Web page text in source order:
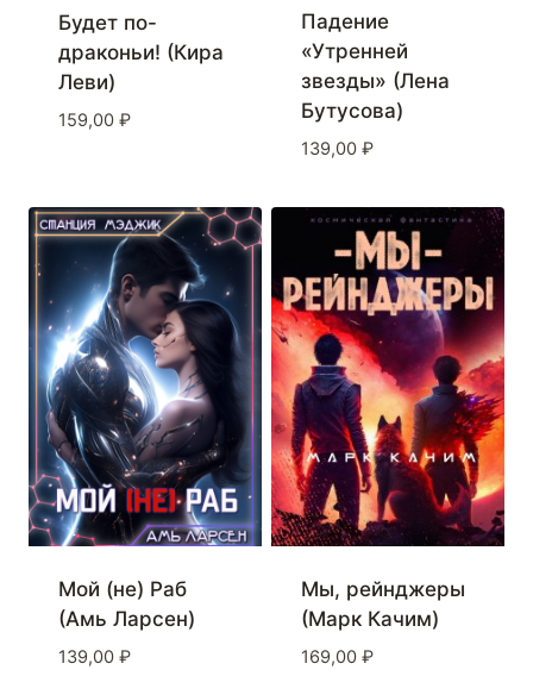
Будет по-
драконьи! (Кира
Леви)
159,00 ₽
Падение
«Утренней
звезды» (Лена
Бутусова)
139,00 ₽
Мой (не) Раб
(Амь Ларсен)
139,00 ₽
Мы, рейнджеры
(Марк Качим)
169,00 ₽